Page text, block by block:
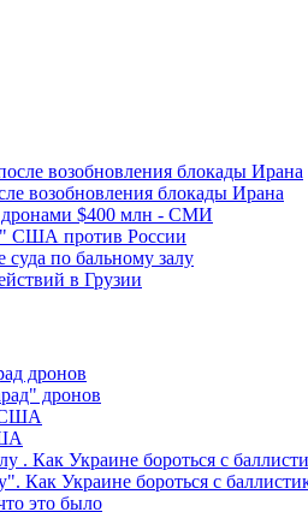
возобновления блокады Ирана
дронами $400 млн - СМИ
США против России
суда по бальному залу
в Грузии
дронов
Как Украине бороться с